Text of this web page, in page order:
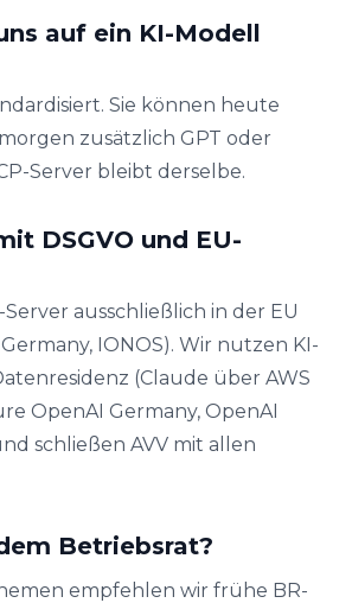
auf ein KI-Modell
Sie können heute
zusätzlich GPT oder
Server bleibt derselbe.
DSGVO und EU-
ausschließlich in der EU
IONOS). Wir nutzen KI-
(Claude über AWS
OpenAI Germany, OpenAI
schließen AVV mit allen
Betriebsrat?
empfehlen wir frühe BR-